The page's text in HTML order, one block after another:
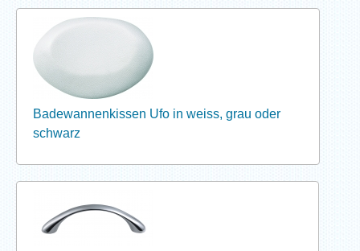
Badewannenkissen Ufo in weiss, grau oder
schwarz